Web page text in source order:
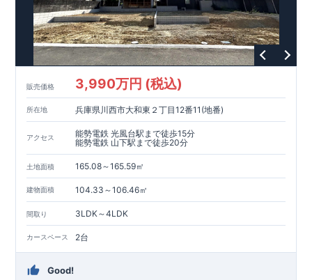
販売価格 3,990万円 (税込)
所在地 兵庫県川西市大和東２丁目12番11(地番)
アクセス
能勢電鉄 光風台駅まで徒歩15分
能勢電鉄 山下駅まで徒歩20分
土地面積 165.08～165.59㎡
建物面積 104.33～106.46㎡
間取り 3LDK～4LDK
カースペース 2台
Good!